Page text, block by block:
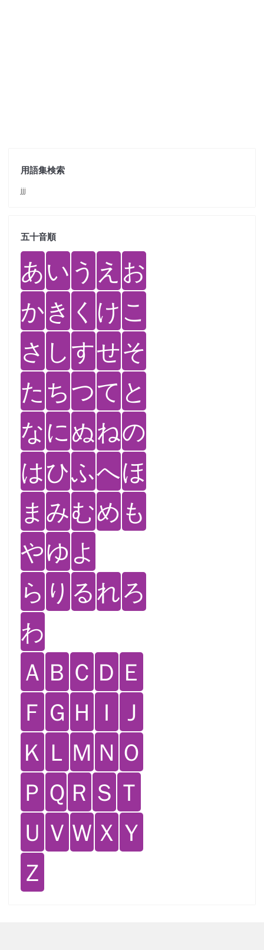
用語集検索
jjj
五十音順
あい う え お
かき く けこ
さ しすせそ
た ちつて と
なにぬねの
はひふへほ
ま みむめ も
やゆ よ
ら り るれろ
わ
Ａ Ｂ Ｃ Ｄ Ｅ
Ｆ Ｇ Ｈ Ｉ Ｊ
Ｋ Ｌ Ｍ Ｎ Ｏ
Ｐ Ｑ Ｒ Ｓ Ｔ
Ｕ Ｖ Ｗ Ｘ Ｙ
Ｚ